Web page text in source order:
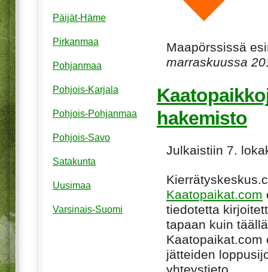
Maapörssissä
marraskuussa
hakemisto
Julkaistiin 7.
Kaatopaikat.com
tiedotetta
tapaan kuin
Kaatopaikat.com
jätteiden
Päijät-Häme
Pirkanmaa
Pohjanmaa
Pohjois-Karjala
Pohjois-Pohjanmaa
Pohjois-Savo
Satakunta
Uusimaa
Varsinais-Suomi